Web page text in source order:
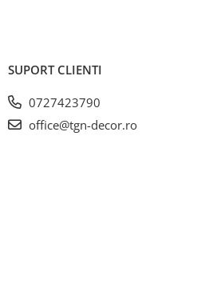
SUPORT CLIENTI
0727423790
office@tgn-decor.ro